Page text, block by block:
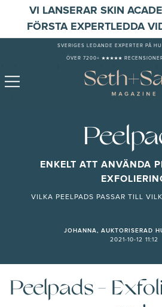
VI LANSERAR SKIN
FÖRSTA EXPERTLEDDA
SVERIGES LEDANDE EXPERTER PÅ
ÖVER 7200+ ★★★★★ RECENSIONER
ENKELT ATT ANVÄNDA
VILKA PEELPADS PASSAR TILL
JOHANNA, AUKTORISERAD
2021-10-12 11:12
Peelpads -